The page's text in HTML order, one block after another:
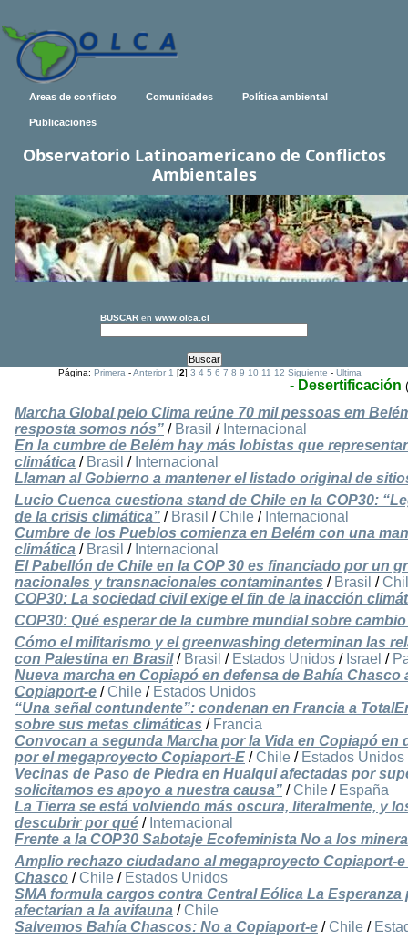
Areas de conflicto Comunidades Política ambiental
Publicaciones
Observatorio Latinoamericano de Conflictos
Ambientales
BUSCAR en www.olca.cl
Página:Primera -Anterior 1 [2]3 4 5 6 7 8 9 10 11 12 Siguiente -Ultima
- Desertificación
Marcha Global pelo Clima reúne 70 mil pessoas em
resposta somos nós” / Brasil / Internacional
En la cumbre de Belém hay más lobistas que
climática / Brasil / Internacional
Llaman al Gobierno a mantener el listado original de
Lucio Cuenca cuestiona stand de Chile en la COP30:
de la crisis climática” / Brasil / Chile / Internacional
Cumbre de los Pueblos comienza en Belém con una
climática / Brasil / Internacional
El Pabellón de Chile en la COP 30 es financiado por un
nacionales y transnacionales contaminantes / Brasil /
COP30: La sociedad civil exige el fin de la inacción
COP30: Qué esperar de la cumbre mundial sobre
Cómo el militarismo y el greenwashing determinan las
con Palestina en Brasil/ Brasil / Estados Unidos / Israel /
Nueva marcha en Copiapó en defensa de Bahía
Copiaport-e / Chile / Estados Unidos
“Una señal contundente”: condenan en Francia a
sobre sus metas climáticas / Francia
Convocan a segunda Marcha por la Vida en Copiapó en
por el megaproyecto Copiaport-E / Chile / Estados Unidos
Vecinas de Paso de Piedra en Hualqui afectadas por
solicitamos es apoyo a nuestra causa” / Chile / España
La Tierra se está volviendo más oscura, literalmente, y
descubrir por qué / Internacional
Frente a la COP30 Sabotaje Ecofeminista No a los
Amplio rechazo ciudadano al megaproyecto Copiaport-
Chasco / Chile / Estados Unidos
SMA formula cargos contra Central Eólica La
afectarían a la avifauna / Chile
Salvemos Bahía Chascos: No a Copiaport-e / Chile /